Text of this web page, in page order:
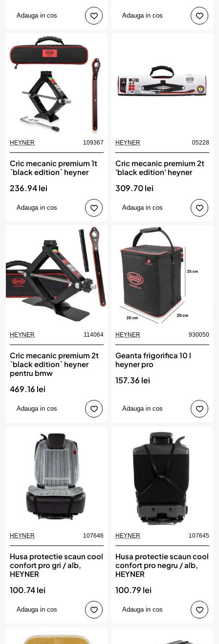
Adauga in cos Adauga in cos
HEYNER 109367
Cric mecanic premium 1t
`black edition` heyner
236.94 lei
Adauga in cos
HEYNER 05228
Cric mecanic premium 2t
'black edition' heyner
309.70 lei
Adauga in cos
HEYNER 114064
Cric mecanic premium 2t
`black edition` heyner
pentru bmw
469.16 lei
Adauga in cos
HEYNER 930050
Geanta frigorifica 10 l
heyner pro
157.36 lei
Adauga in cos
HEYNER 107646
Husa protectie scaun cool
confort pro gri / alb,
HEYNER
100.74 lei
Adauga in cos
HEYNER 107645
Husa protectie scaun cool
confort pro negru / alb,
HEYNER
100.79 lei
Adauga in cos